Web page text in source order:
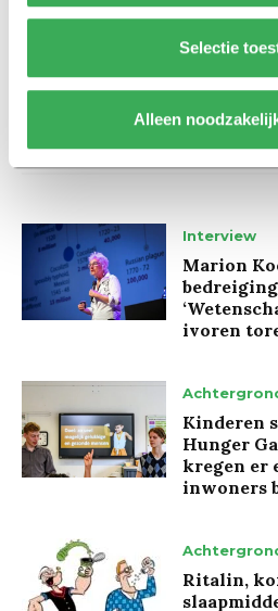
Selectie
Alleen
Interview
Marion
ivoren
Kinderen
Hunger
kregen er
inwoners
Ritalin,